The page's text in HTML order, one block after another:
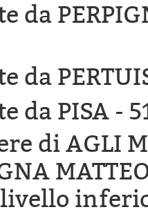
da
da
da PISA -
di AGLI
livello